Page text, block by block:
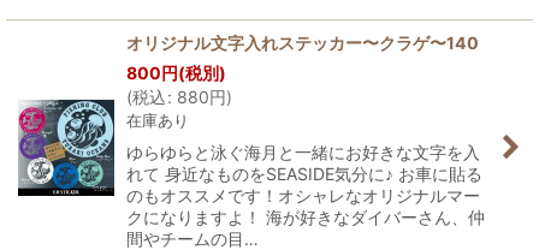
オリジナル文字入れステッカー〜クラゲ〜140
800円(税別)
(税込: 880円)
在庫あり
ゆらゆらと泳ぐ海月と一緒にお好きな文字を入
れて 身近なものをSEASIDE気分に♪ お車に貼る
のもオススメです！オシャレなオリジナルマー
クになりますよ！ 海が好きなダイバーさん、仲
間やチームの目…